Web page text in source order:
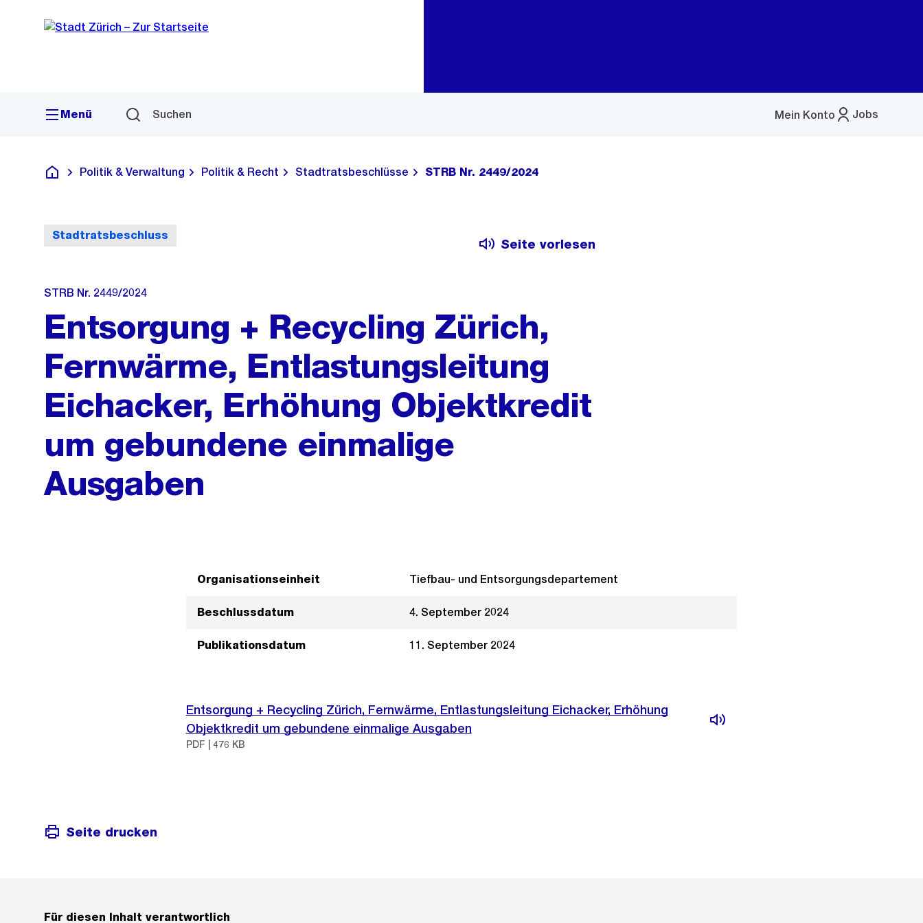
Navigation
Sprunglink
Menü Suchen Jobs
Mein Konto
Menü
Deutsch
Politik & Verwaltung Politik & Recht Stadtratsbeschlüsse STRB Nr. 2449/2024
Stadtratsbeschluss
Seite vorlesen
STRB Nr. 2449/2024
Entsorgung + Recycling Zürich,
Fernwärme, Entlastungsleitung
Eichacker, Erhöhung Objektkredit
um gebundene einmalige
Ausgaben
Organisationseinheit Tiefbau- und Entsorgungsdepartement
Beschlussdatum 4. September 2024
Publikationsdatum 11. September 2024
Entsorgung + Recycling Zürich, Fernwärme, Entlastungsleitung Eichacker, Erhöhung
Objektkredit um gebundene einmalige Ausgaben
PDF | 476 KB
Seite drucken
Für diesen Inhalt verantwortlich